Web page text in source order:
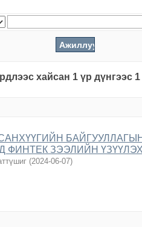
хайсан 1 үр дүнгээс
ФИНТЕК ЗЭЭЛИЙН
(2024-06-07)